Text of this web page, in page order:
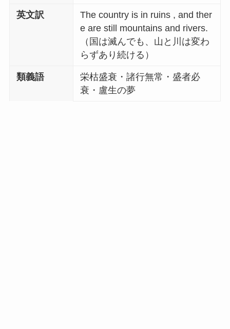
英文訳
The country is in ruins , and ther
e are still mountains and rivers.
（国は滅んでも、山と川は変わ
らずあり続ける）
類義語
栄枯盛衰・諸行無常・盛者必
衰・盧生の夢